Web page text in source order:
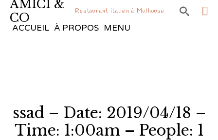
AMICI &
CO
Restaurant italien à Mulhouse 
ACCUEIL À PROPOS MENU
ssad – Date: 2019/04/18 –
Time: 1:00am – People: 1